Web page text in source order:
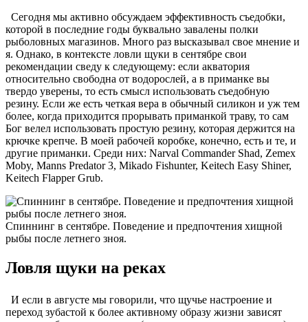
Сегодня мы активно обсуждаем эффективность съедобки,
которой в последние годы буквально завалены полки
рыболовных магазинов. Много раз высказывал свое мнение и
я. Однако, в контексте ловли щуки в сентябре свои
рекомендации сведу к следующему: если акватория
относительно свободна от водорослей, а в приманке вы
твердо уверены, то есть смысл использовать съедобную
резину. Если же есть четкая вера в обычный силикон и уж тем
более, когда приходится прорывать приманкой траву, то сам
Бог велел использовать простую резину, которая держится на
крючке крепче. В моей рабочей коробке, конечно, есть и те, и
другие приманки. Среди них: Narval Commander Shad, Zemex
Moby, Manns Predator 3, Mikado Fishunter, Keitech Easy Shiner,
Keitech Flapper Grub.
Спиннинг в сентябре. Поведение и предпочтения хищной
рыбы после летнего зноя.
Ловля щуки на реках
И если в августе мы говорили, что щучье настроение и
переход зубастой к более активному образу жизни зависят